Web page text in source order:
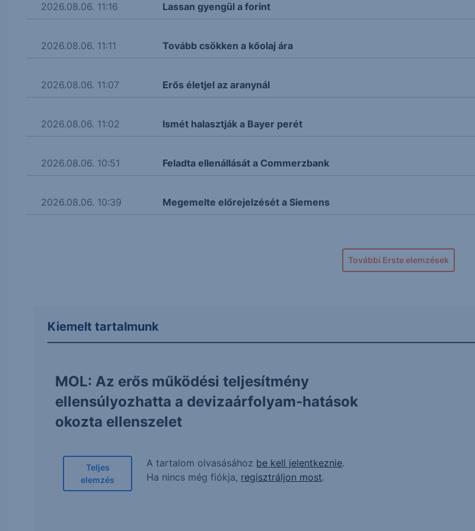
2026.08.06. 11:16 Lassan gyengül a forint
2026.08.06. 11:11 Tovább csökken a kőolaj ára
2026.08.06. 11:07 Erős életjel az aranynál
2026.08.06. 11:02 Ismét halasztják a Bayer perét
2026.08.06. 10:51 Feladta ellenállását a Commerzbank
2026.08.06. 10:39 Megemelte előrejelzését a Siemens
További Erste elemzések
Kiemelt tartalmunk
MOL: Az erős működési teljesítmény
ellensúlyozhatta a devizaárfolyam-hatások
okozta ellenszelet
Teljes
elemzés
A tartalom olvasásához be kell jelentkeznie.
Ha nincs még fiókja, regisztráljon most.